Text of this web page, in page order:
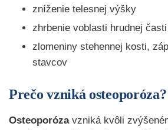
zníženie telesnej výšky
zhrbenie voblasti hrudnej
zlomeniny stehennej kosti,
stavcov
Prečo vzniká osteoporóza?
Osteoporózavzniká kvôli